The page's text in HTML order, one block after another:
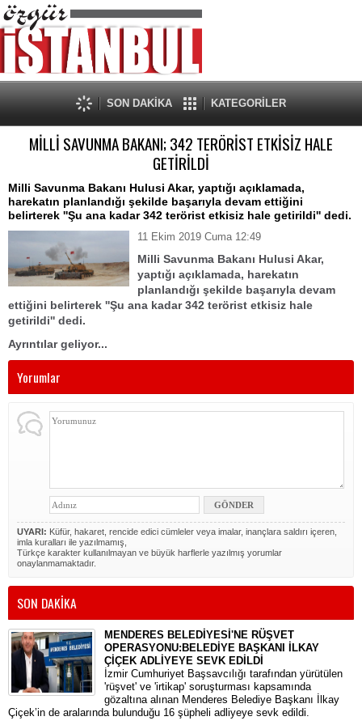
SON DAKİKA KATEGORİLER
MİLLİ SAVUNMA BAKANI; 342 TERÖRİST ETKİSİZ HALE
GETİRİLDİ
Milli Savunma Bakanı Hulusi Akar, yaptığı açıklamada,
harekatın planlandığı şekilde başarıyla devam ettiğini
belirterek ''Şu ana kadar 342 terörist etkisiz hale getirildi'' dedi.
11 Ekim 2019 Cuma 12:49
Milli Savunma Bakanı Hulusi Akar,
yaptığı açıklamada, harekatın
planlandığı şekilde başarıyla devam
ettiğini belirterek ''Şu ana kadar 342 terörist etkisiz hale
getirildi'' dedi.
Ayrıntılar geliyor...
Yorumlar
UYARI: Küfür, hakaret, rencide edici cümleler veya imalar, inançlara saldırı içeren,
imla kuralları ile yazılmamış,
Türkçe karakter kullanılmayan ve büyük harflerle yazılmış yorumlar
onaylanmamaktadır.
SON DAKİKA
MENDERES BELEDİYESİ'NE RÜŞVET
OPERASYONU:BELEDİYE BAŞKANI İLKAY
ÇİÇEK ADLİYEYE SEVK EDİLDİ
​İzmir Cumhuriyet Başsavcılığı tarafından yürütülen
'rüşvet' ve 'irtikap' soruşturması kapsamında
gözaltına alınan Menderes Belediye Başkanı İlkay
Çiçek’in de aralarında bulunduğu 16 şüpheli adliyeye sevk edildi.